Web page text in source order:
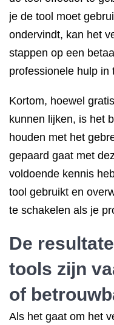
je de tool moet
ondervindt, kan het
stappen op een
professionele hulp in
Kortom, hoewel
kunnen lijken, is het
houden met het
gepaard gaat met
voldoende kennis
tool gebruikt en
te schakelen als je
De
tools zijn
of
Als het gaat om het